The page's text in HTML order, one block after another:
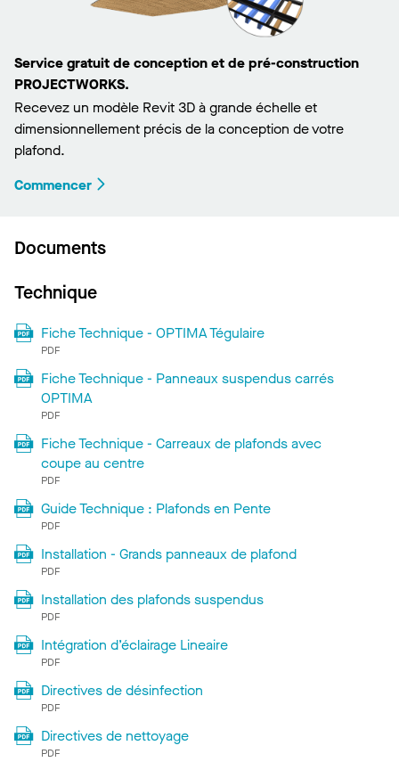
Service gratuit de conception et de pré-construction
PROJECTWORKS.
Recevez un modèle Revit 3D à grande échelle et
dimensionnellement précis de la conception de votre
plafond.
Commencer
Documents
Technique
Fiche Technique - OPTIMA Tégulaire
PDF
Fiche Technique - Panneaux suspendus carrés
OPTIMA
PDF
Fiche Technique - Carreaux de plafonds avec
coupe au centre
PDF
Guide Technique : Plafonds en Pente
PDF
Installation - Grands panneaux de plafond
PDF
Installation des plafonds suspendus
PDF
Intégration d’éclairage Lineaire
PDF
Directives de désinfection
PDF
Directives de nettoyage
PDF